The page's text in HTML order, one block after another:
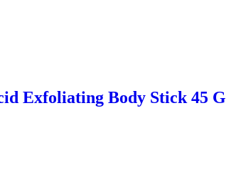
Exfoliating Body Stick 45 G